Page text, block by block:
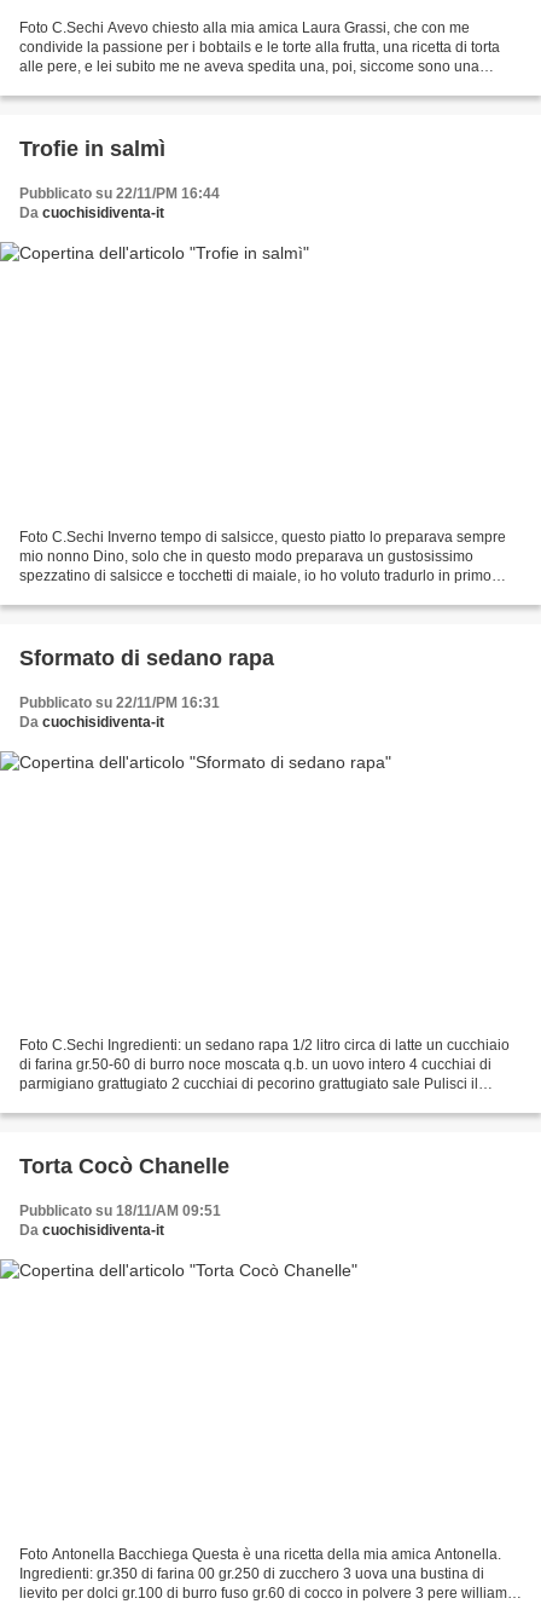
Foto C.Sechi Avevo chiesto alla mia amica Laura Grassi, che con me
condivide la passione per i bobtails e le torte alla frutta, una ricetta di torta
alle pere, e lei subito me ne aveva spedita una, poi, siccome sono una
Trofie in salmì
Pubblicato su 22/11/PM 16:44
Da cuochisidiventa-it
Foto C.Sechi Inverno tempo di salsicce, questo piatto lo preparava sempre
mio nonno Dino, solo che in questo modo preparava un gustosissimo
spezzatino di salsicce e tocchetti di maiale, io ho voluto tradurlo in primo
Sformato di sedano rapa
Pubblicato su 22/11/PM 16:31
Da cuochisidiventa-it
Foto C.Sechi Ingredienti: un sedano rapa 1/2 litro circa di latte un cucchiaio
di farina gr.50-60 di burro noce moscata q.b. un uovo intero 4 cucchiai di
parmigiano grattugiato 2 cucchiai di pecorino grattugiato sale Pulisci il
Torta Cocò Chanelle
Pubblicato su 18/11/AM 09:51
Da cuochisidiventa-it
Foto Antonella Bacchiega Questa è una ricetta della mia amica Antonella.
Ingredienti: gr.350 di farina 00 gr.250 di zucchero 3 uova una bustina di
lievito per dolci gr.100 di burro fuso gr.60 di cocco in polvere 3 pere williams